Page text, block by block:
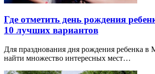
Где отметить день рождения
10 лучших вариантов
Для празднования дня рождения ребенка
найти множество интересных мест…